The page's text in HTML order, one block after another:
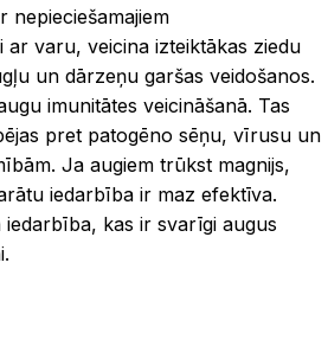
nepieciešamajiem
ar varu, veicina izteiktākas ziedu
un dārzeņu garšas veidošanos.
imunitātes veicināšanā. Tas
pret patogēno sēņu, vīrusu un
Ja augiem trūkst magnijs,
iedarbība ir maz efektīva.
iedarbība, kas ir svarīgi augus